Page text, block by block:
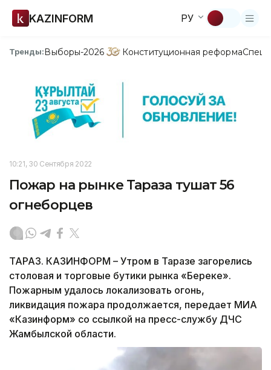
KAZINFORM РУ
Тренды:Выборы-2026 Конституционная реформа
10:21, 30 Сентября 2022
Пожар на рынке Тараза тушат 56
огнеборцев
ТАРАЗ. КАЗИНФОРМ – Утром в Таразе загорелись
столовая и торговые бутики рынка «Береке».
Пожарным удалось локализовать огонь,
ликвидация пожара продолжается, передает МИА
«Казинформ» со ссылкой на пресс-службу ДЧС
Жамбылской области.